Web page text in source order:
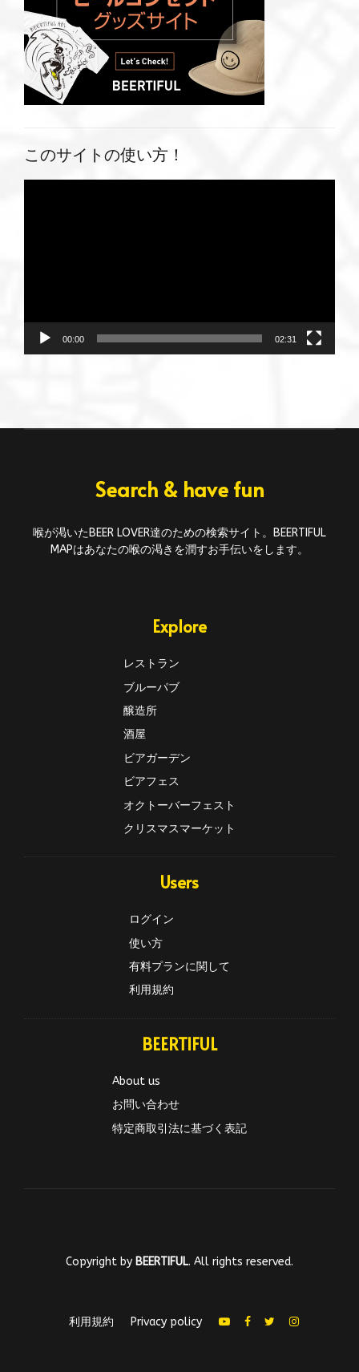
このサイトの使い方！
00:00 02:31
Search & have fun
喉が渇いたBEER LOVER達のための検索サイト。BEERTIFUL
MAPはあなたの喉の渇きを潤すお手伝いをします。
Explore
レストラン
ブルーパブ
醸造所
酒屋
ビアガーデン
ビアフェス
オクトーバーフェスト
クリスマスマーケット
Users
ログイン
使い方
有料プランに関して
利用規約
BEERTIFUL
About us
お問い合わせ
特定商取引法に基づく表記
Copyright by BEERTIFUL. All rights reserved.
利用規約 Privacy policy